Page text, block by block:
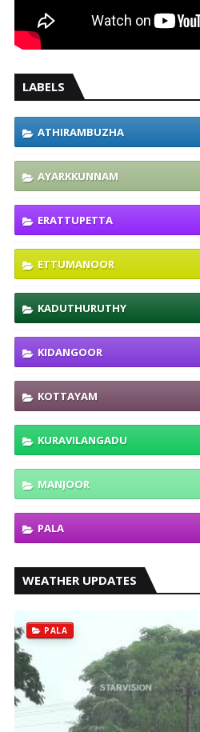
LABELS
ATHIRAMBUZHA
AYARKKUNNAM
ERATTUPETTA
ETTUMANOOR
KADUTHURUTHY
KIDANGOOR
KOTTAYAM
KURAVILANGADU
MANJOOR
PALA
WEATHER UPDATES
PALA